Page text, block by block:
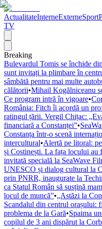
ActualitateInterneExterneSport
TV
Breaking
Bulevardul Tomis se închide
sunt invitați la plimbare în
sâmbătă pentru mai multe
călătorii•Mihail Kogălniceanu
Ce program intră în vigoare•
România: Fitch îi acordă un
ratingul țării. Vergil Chițac:
financiară a Constanței”•
Constanța într-o scenă
intercultural•Alertă pe litoral:
și Costinești. La fața locului au
invitată specială la SeaWave
UNESCO și dialog cultural la
prin PNRR, inaugurate la
ca Statul Român să susțină
locul de muncă”•„Astăzi la
Scandalul din centrul orașului:
problema de la Gară•Spaima
copilul de 3 ani dispărut la